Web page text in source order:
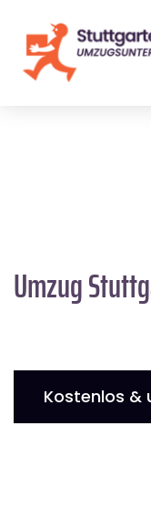
Umzug
Kostenlos &